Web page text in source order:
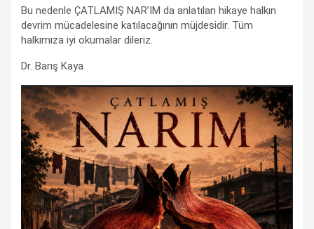
Bu nedenle ÇATLAMIŞ NAR’IM da anlatılan hikaye halkın
devrim mücadelesine katılacağının müjdesidir. Tüm
halkımıza iyi okumalar dileriz.
Dr. Barış Kaya